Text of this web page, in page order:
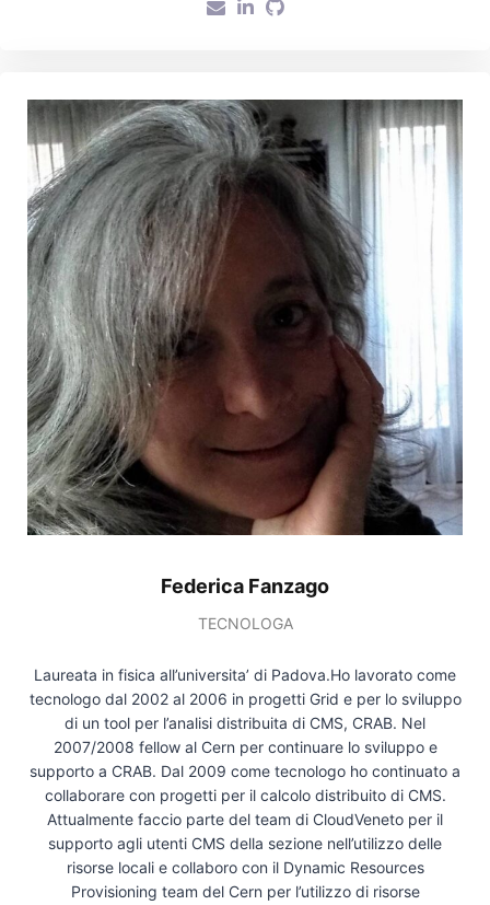
Federica Fanzago
TECNOLOGA
Laureata in fisica all’universita’ di Padova.Ho lavorato come
tecnologo dal 2002 al 2006 in progetti Grid e per lo sviluppo
di un tool per l’analisi distribuita di CMS, CRAB. Nel
2007/2008 fellow al Cern per continuare lo sviluppo e
supporto a CRAB. Dal 2009 come tecnologo ho continuato a
collaborare con progetti per il calcolo distribuito di CMS.
Attualmente faccio parte del team di CloudVeneto per il
supporto agli utenti CMS della sezione nell’utilizzo delle
risorse locali e collaboro con il Dynamic Resources
Provisioning team del Cern per l’utilizzo di risorse